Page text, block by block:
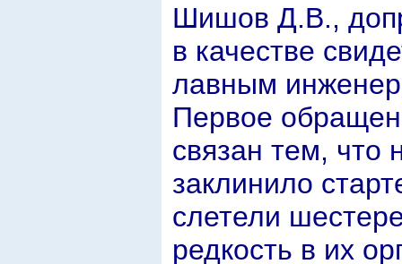
Шишов Д.В.,
в качестве
лавным
Первое
связан тем, что
заклинило
слетели
редкость в их